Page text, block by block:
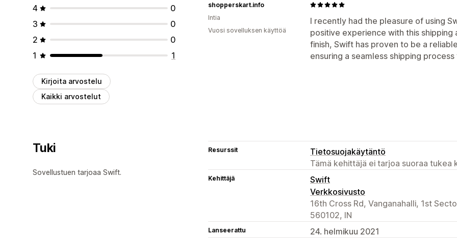
4
0
3
0
2
0
1
1
Kirjoita arvostelu
Kaikki arvostelut
I recently had the pleasure of using
positive experience with this
finish, Swift has proven to be a
ensuring a seamless shipping
shopperskart.info
Intia
Vuosi sovelluksen käyttöä
Tuki
Sovellustuen tarjoaa Swift.
Resurssit
Tietosuojakäytäntö
Tämä kehittäjä ei tarjoa suoraa tukea
Kehittäjä
Swift
Verkkosivusto
16th Cross Rd, Vanganahalli, 1st
560102, IN
Lanseerattu 24. helmikuu 2021